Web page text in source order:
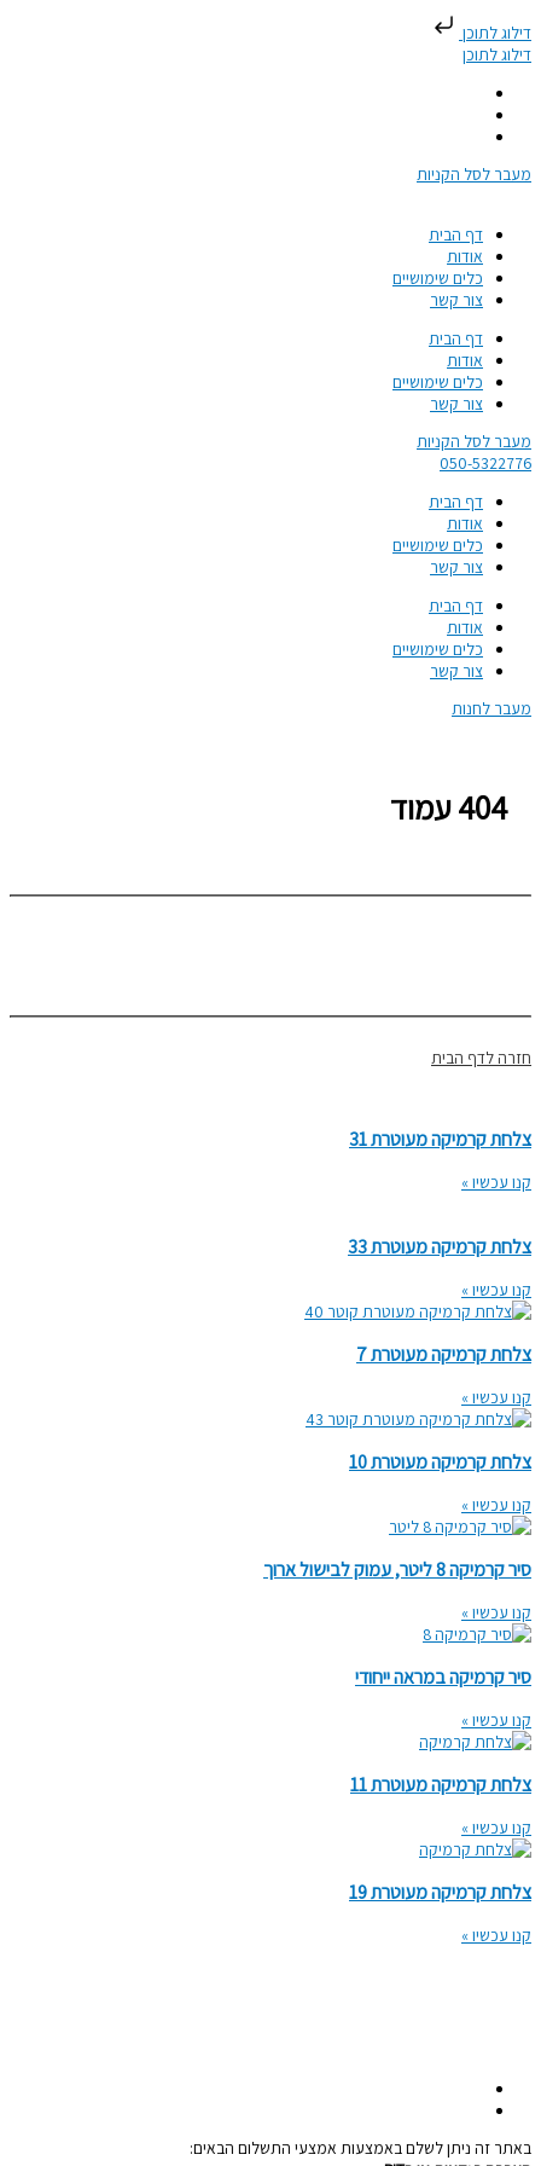
דילוג לתוכן
דילוג לתוכן
מעבר לסל הקניות
דף הבית
אודות
כלים שימושיים
צור קשר
דף הבית
אודות
כלים שימושיים
צור קשר
מעבר לסל הקניות
050-5322776​
דף הבית
אודות
כלים שימושיים
צור קשר
דף הבית
אודות
כלים שימושיים
צור קשר
מעבר לחנות
404 עמוד
חזרה לדף הבית
צלחת קרמיקה מעוטרת 31
קנו עכשיו »
צלחת קרמיקה מעוטרת 33
קנו עכשיו »
צלחת קרמיקה מעוטרת 7
קנו עכשיו »
צלחת קרמיקה מעוטרת 10
קנו עכשיו »
סיר קרמיקה 8 ליטר, עמוק לבישול ארוך
קנו עכשיו »
סיר קרמיקה במראה ייחודי
קנו עכשיו »
צלחת קרמיקה מעוטרת 11
קנו עכשיו »
צלחת קרמיקה מעוטרת 19
קנו עכשיו »
באתר זה ניתן לשלם באמצעות אמצעי התשלום הבאים: